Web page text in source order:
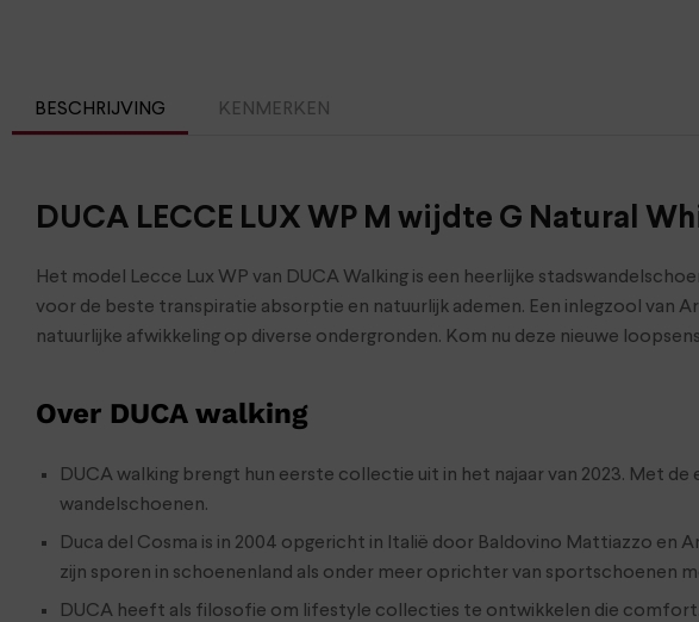
BESCHRIJVING KENMERKEN
DUCA LECCE LUX WP M wijdte G Natural
Het model Lecce Lux WP van DUCA Walking is een heerlijke
voor de beste transpiratie absorptie en natuurlijk ademen. Een inlegzool van
natuurlijke afwikkeling op diverse ondergronden. Kom nu deze nieuwe
Over DUCA walking
DUCA walking brengt hun eerste collectie uit in het najaar van 2023. Met
wandelschoenen.
Duca del Cosma is in 2004 opgericht in Italië door Baldovino Mattiazzo en
zijn sporen in schoenenland als onder meer oprichter van sportschoenen
DUCA heeft als filosofie om lifestyle collecties te ontwikkelen die